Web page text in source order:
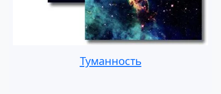
Туманность